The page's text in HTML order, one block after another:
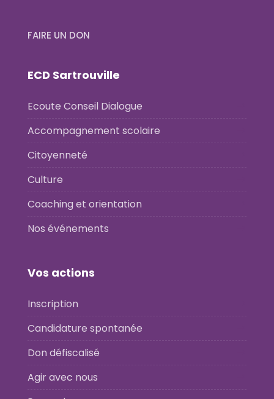
FAIRE UN DON
ECD Sartrouville
Ecoute Conseil Dialogue
Accompagnement scolaire
Citoyenneté
Culture
Coaching et orientation
Nos événements
Vos actions
Inscription
Candidature spontanée
Don défiscalisé
Agir avec nous